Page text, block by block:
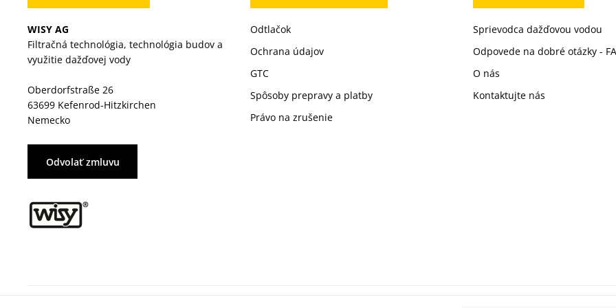
WISY AG
Filtračná technológia, technológia budov a
využitie dažďovej vody
Oberdorfstraße 26
63699 Kefenrod-Hitzkirchen
Nemecko
Odvolať zmluvu
Odtlačok
Ochrana údajov
GTC
Spôsoby prepravy a platby
Právo na zrušenie
Sprievodca dažďovou vodou
Odpovede na dobré otázky -
O nás
Kontaktujte nás